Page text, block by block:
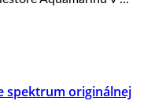
spektrum originálnej